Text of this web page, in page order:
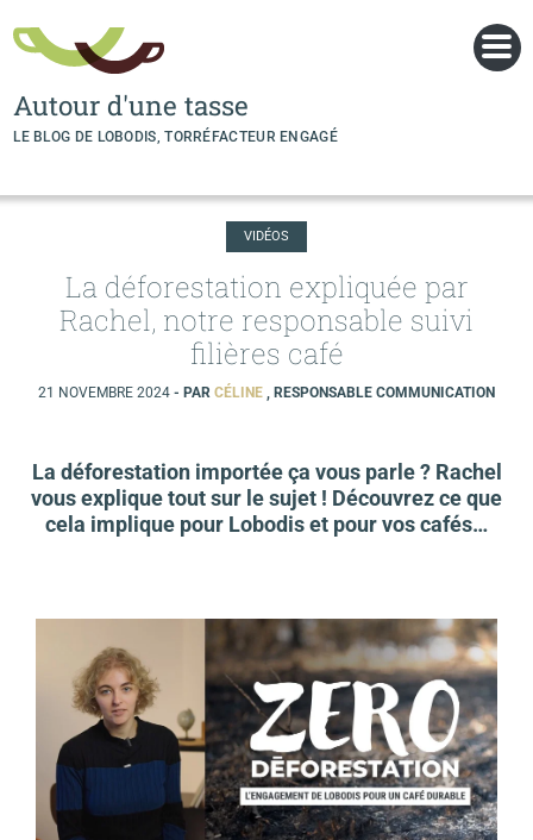
Autour d'une tasse
LE BLOG DE LOBODIS, TORRÉFACTEUR ENGAGÉ
VIDÉOS
La déforestation expliquée par
Rachel, notre responsable suivi
filières café
21 NOVEMBRE 2024 - PAR CÉLINE , RESPONSABLE COMMUNICATION
La déforestation importée ça vous parle ? Rachel
vous explique tout sur le sujet ! Découvrez ce que
cela implique pour Lobodis et pour vos cafés…